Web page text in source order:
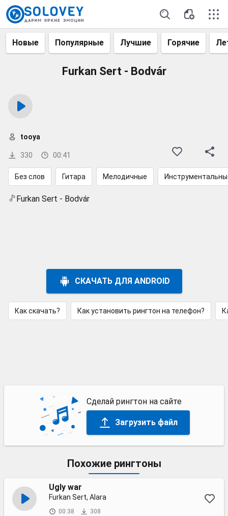
Новые Популярные Лучшие Горячие
Furkan Sert - Bodvár
330 00:41
tooya
Без слов Гитара Мелодичные
Furkan Sert - Bodvár
СКАЧАТЬ ДЛЯ ANDROID
Как скачать? Как установить рингтон на телефон?
Сделай рингтон на сайте
Загрузить файл
Похожие рингтоны
Ugly war
Furkan Sert, Alara
00:38 308